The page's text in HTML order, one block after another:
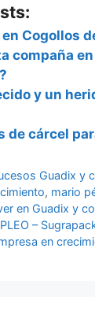
Cogollos
compaña
y un
de cárcel
Guadix y
, mario
en Guadix y
–
en